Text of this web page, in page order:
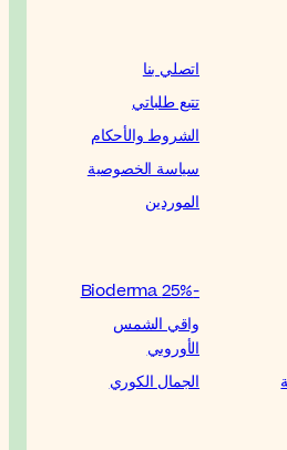
اتصلي بنا
تتبع طلباتي
الشروط والأحكام
سياسة الخصوصية
الموردين
-25% Bioderma
واقي الشمس
الأوروبي
الجمال الكوري